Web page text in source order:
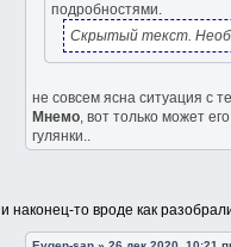
подробностями.
Скрытый текст.
не совсем ясна ситуация с
Мнемо, вот только может
гулянки..
и наконец-то вроде как